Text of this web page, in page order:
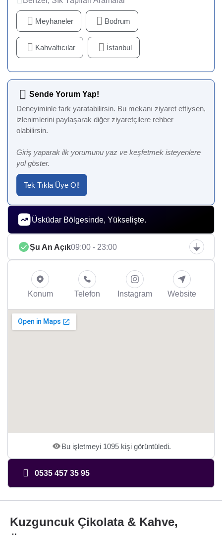
Meyhaneler Bodrum
Kahvaltıcılar İstanbul
Sende Yorum Yap!
Deneyiminle fark yaratabilirsin. Bu mekanı ziyaret ettiysen,
izlenimlerini paylaşarak diğer ziyaretçilere rehber
olabilirsin.
Giriş yaparak ilk yorumunu yaz ve keşfetmek isteyenlere
yol göster.
Tek Tıkla Üye Ol!
Üsküdar Bölgesinde, Yükselişte.
Şu An Açık09:00 - 23:00
Konum Telefon Instagram Website
Bu işletmeyi 1095 kişi görüntüledi.
0535 457 35 95
Kuzguncuk Çikolata & Kahve,